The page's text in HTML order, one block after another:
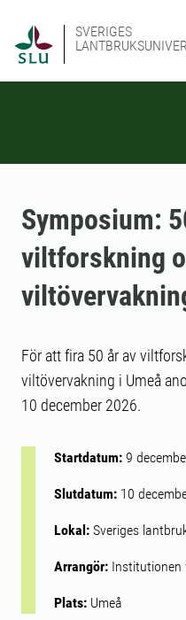
SVERIGES
Symposium:
viltforskning
För att fira 50 år av
viltövervakning i Umeå
10 december 2026.
Startdatum: 9
Slutdatum: 10
Lokal: Sveriges
Arrangör: Institutionen
Plats: Umeå